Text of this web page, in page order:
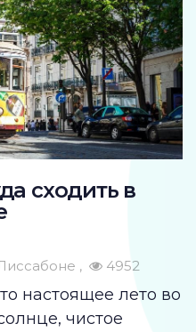
сходить в
4952
настоящее лето во
чистое